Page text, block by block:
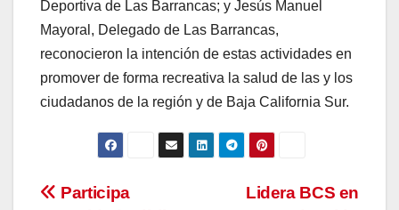
Deportiva de Las Barrancas; y Jesús Manuel
Mayoral, Delegado de Las Barrancas,
reconocieron la intención de estas actividades en
promover de forma recreativa la salud de las y los
ciudadanos de la región y de Baja California Sur.
Navegación
Lidera BCS en
Participa